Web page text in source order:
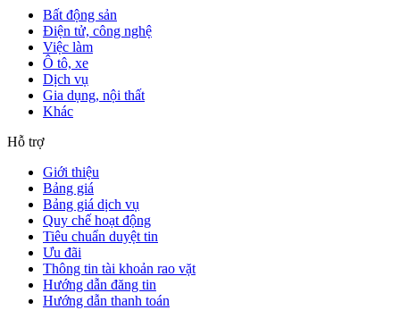
Bất động sản
Điện tử, công nghệ
Việc làm
Ô tô, xe
Dịch vụ
Gia dụng, nội thất
Khác
Hỗ trợ
Giới thiệu
Bảng giá
Bảng giá dịch vụ
Quy chế hoạt động
Tiêu chuẩn duyệt tin
Ưu đãi
Thông tin tài khoản rao vặt
Hướng dẫn đăng tin
Hướng dẫn thanh toán